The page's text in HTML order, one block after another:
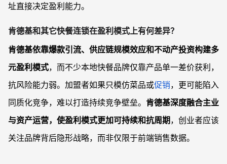
址直接决定盈利能力。
肯德基和其它快餐连锁在盈利模式上有何差异？
肯德基依靠爆款引流、供应链规模效应和不动产投资构建多
元盈利模式，而不少本地快餐品牌仅靠产品单一差价获利，
抗风险能力弱。加盟者如果只模仿菜品或促销，更可能陷入
同质化竞争，难以打造持续竞争壁垒。 肯德基深度融合主业
与资产运营，使盈利模式更加可持续和抗周期 ，创业者应该
关注品牌背后隐形战略，而非仅限于前端销售数据。